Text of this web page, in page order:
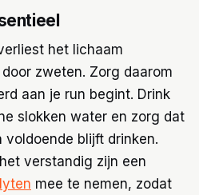
het lichaam
zweten. Zorg daarom
aan je run begint. Drink
slokken water en zorg dat
blijft drinken.
verstandig zijn een
mee te nemen, zodat